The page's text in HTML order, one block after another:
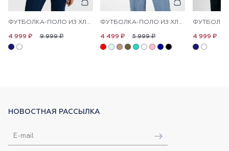
ФУТБОЛКА-ПОЛО ИЗ ХЛОПКА С УЗОРОМ КОСЫ
9 999 ₽
4 999 ₽
ФУТБОЛКА-ПОЛО ИЗ ХЛОПКА С ПРИНТОМ НА ПЛАНКЕ
5 999 ₽
4 499 ₽ 4 999 ₽
НОВОСТНАЯ РАССЫЛКА